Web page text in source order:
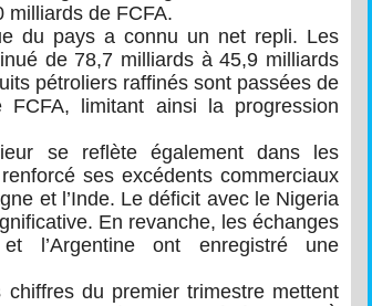
milliards de FCFA.
du pays a connu un net repli. Les
de 78,7 milliards à 45,9 milliards
pétroliers raffinés sont passées de
limitant ainsi la progression
se reflète également dans les
ses excédents commerciaux
et l’Inde. Le déficit avec le Nigeria
En revanche, les échanges
l’Argentine ont enregistré une
du premier trimestre mettent